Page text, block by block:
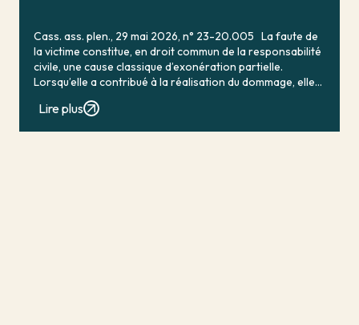
Cass. ass. plen., 29 mai 2026, n° 23-20.005 La faute de
la victime constitue, en droit commun de la responsabilité
civile, une cause classique d’exonération partielle.
Lorsqu’elle a contribué à la réalisation du dommage, elle
conduit en principe à […]
Lire plus